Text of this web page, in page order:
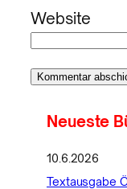
Website
Neueste
10.6.2026
Textausgabe